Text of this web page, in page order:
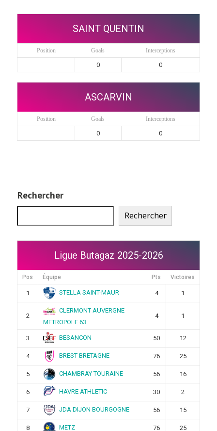
SAINT QUENTIN
Position Goals Interceptions
0 0
ASCARVIN
Position Goals Interceptions
0 0
Rechercher
Rechercher
Ligue Butagaz 2025-2026
Pos Équipe Pts Victoires
1 STELLA SAINT-MAUR 4 1
2
CLERMONT AUVERGNE
METROPOLE 63
4 1
3 BESANCON 50 12
4 BREST BRETAGNE 76 25
5 CHAMBRAY TOURAINE 56 16
6 HAVRE ATHLETIC 30 2
7 JDA DIJON BOURGOGNE 56 15
8 METZ 76 25